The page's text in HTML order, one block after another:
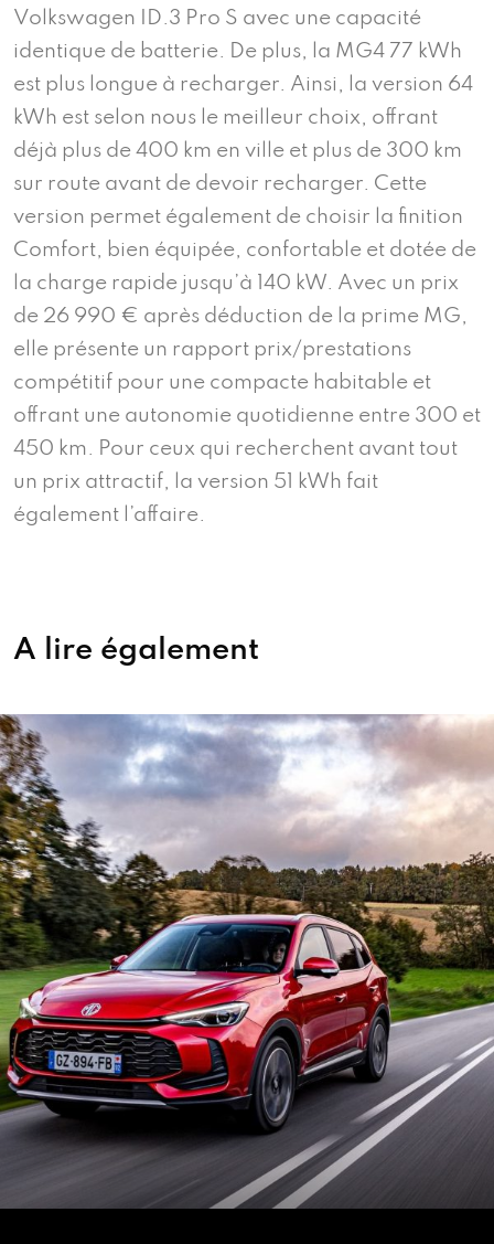
Volkswagen ID.3 Pro S avec une capacité
identique de batterie. De plus, la MG4 77 kWh
est plus longue à recharger. Ainsi, la version 64
kWh est selon nous le meilleur choix, offrant
déjà plus de 400 km en ville et plus de 300 km
sur route avant de devoir recharger. Cette
version permet également de choisir la finition
Comfort, bien équipée, confortable et dotée de
la charge rapide jusqu’à 140 kW. Avec un prix
de 26 990 € après déduction de la prime MG,
elle présente un rapport prix/prestations
compétitif pour une compacte habitable et
offrant une autonomie quotidienne entre 300 et
450 km. Pour ceux qui recherchent avant tout
un prix attractif, la version 51 kWh fait
également l’affaire.
A lire également